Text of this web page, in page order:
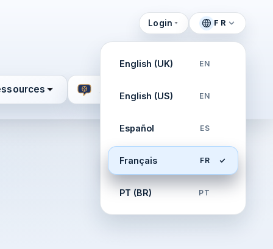
Login FR
English (UK) EN
English (US) EN
Español ES
Français FR
PT (BR) PT